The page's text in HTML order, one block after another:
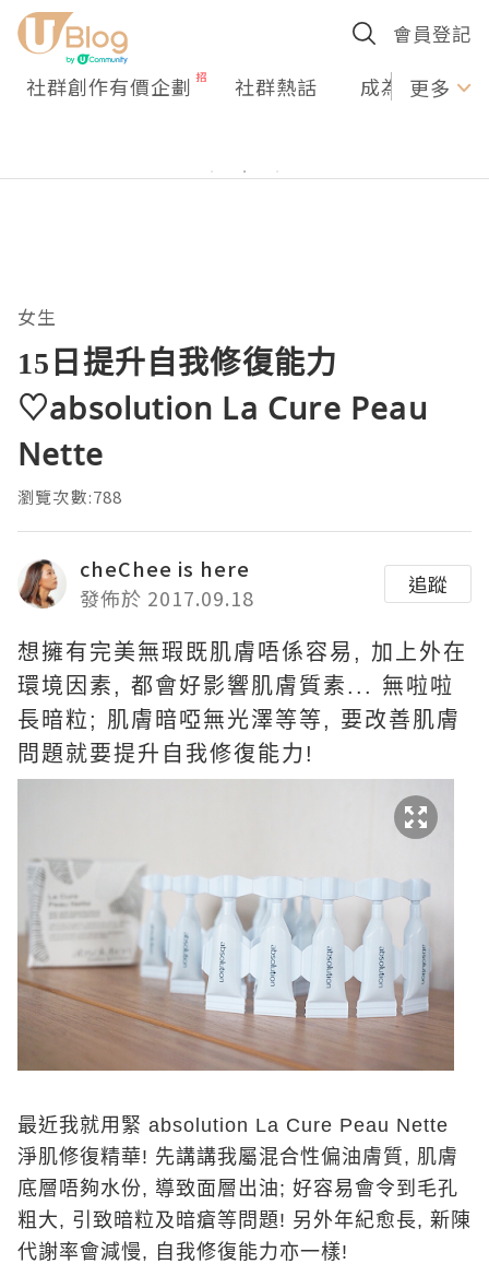
會員登記
社群創作有價企劃 社群熱話 成為U更多
女生
15日提升自我修復能力
♡absolution La Cure Peau
Nette
瀏覽次數:788
cheChee is here
發佈於 2017.09.18
追蹤
想擁有完美無瑕既肌膚唔係容易, 加上外在
環境因素, 都會好影響肌膚質素... 無啦啦
長暗粒; 肌膚暗啞無光澤等等, 要改善肌膚
問題就要提升自我修復能力!
最近我就用緊 absolution La Cure Peau Nette
淨肌修復精華! 先講講我屬混合性偏油膚質, 肌膚
底層唔夠水份, 導致面層出油; 好容易會令到毛孔
粗大, 引致暗粒及暗瘡等問題! 另外年紀愈長, 新陳
代謝率會減慢, 自我修復能力亦一樣!